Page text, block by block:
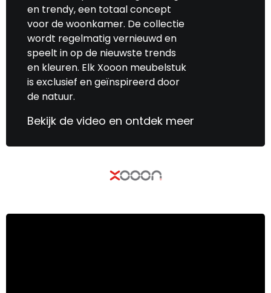
en trendy, een totaal concept
voor de woonkamer. De collectie
wordt regelmatig vernieuwd en
speelt in op de nieuwste trends
en kleuren. Elk Xooon meubelstuk
is exclusief en geïnspireerd door
de natuur.
Bekijk de video en ontdek meer